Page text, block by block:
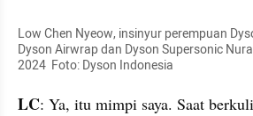
Low Chen Nyeow, insinyur perempuan
Dyson Airwrap dan Dyson Supersonic
2024  Foto: Dyson Indonesia
LC: Ya, itu mimpi saya. Saat